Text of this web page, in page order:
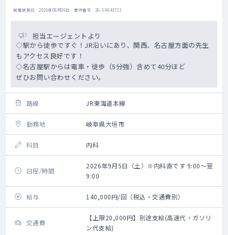
掲載更新日 : 2026年08月06日 案件番号 : 26-SH643723
担当エージェントより
◇駅から徒歩ですぐ！JR沿いにあり、関西、名古屋方面の先生
もアクセス良好です！
◇名古屋駅からは電車・徒歩（5分強）含めて40分ほど
ぜひお問い合わせください。
路線 JR東海道本線
勤務地 岐阜県大垣市
科目 内科
日程/時間
2026年9月5日（土）※内科直です 9:00～翌
9:00
給与 140,000円/回（税込・交通費別）
交通費
【上限20,000円】別途支給(高速代・ガソリ
ン代支給)